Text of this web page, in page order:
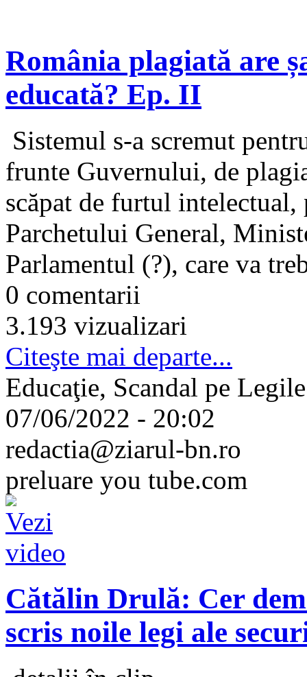
România plagiată are
educată? Ep. II
Sistemul s-a scremut
frunte Guvernului, de
scăpat de furtul
Parchetului General,
Parlamentul (?), care va
0 comentarii
3.193 vizualizari
Citeşte mai departe...
Educaţie, Scandal pe
07/06/2022 - 20:02
redactia@ziarul-bn.ro
preluare you tube.com
Cătălin Drulă: Cer
scris noile legi ale